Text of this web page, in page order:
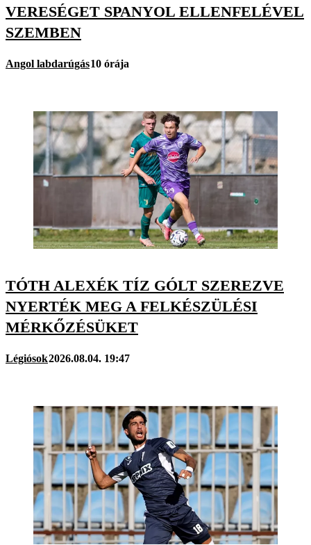
VERESÉGET SPANYOL ELLENFELÉVEL
SZEMBEN
Angol labdarúgás10 órája
TÓTH ALEXÉK TÍZ GÓLT SZEREZVE
NYERTÉK MEG A FELKÉSZÜLÉSI
MÉRKŐZÉSÜKET
Légiósok2026.08.04. 19:47